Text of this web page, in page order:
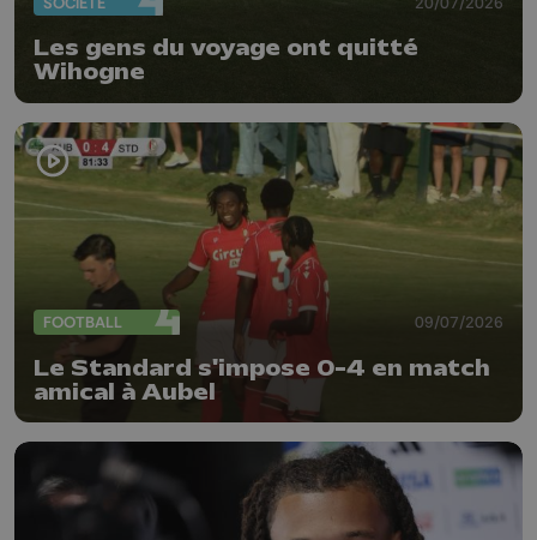
Les gens du voyage ont quitté
Wihogne
FOOTBALL 09/07/2026
Le Standard s'impose 0-4 en match
amical à Aubel